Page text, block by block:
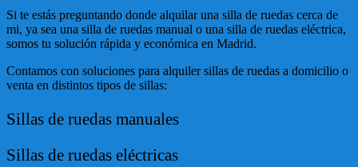
Si te estás preguntando donde alquilar una silla de ruedas cerca de
mi, ya sea una silla de ruedas manual o una silla de ruedas eléctrica,
somos tu solución rápida y económica en Madrid.
Contamos con soluciones para alquiler sillas de ruedas a domicilio o
venta en distintos tipos de sillas:
Sillas de ruedas manuales
Sillas de ruedas eléctricas